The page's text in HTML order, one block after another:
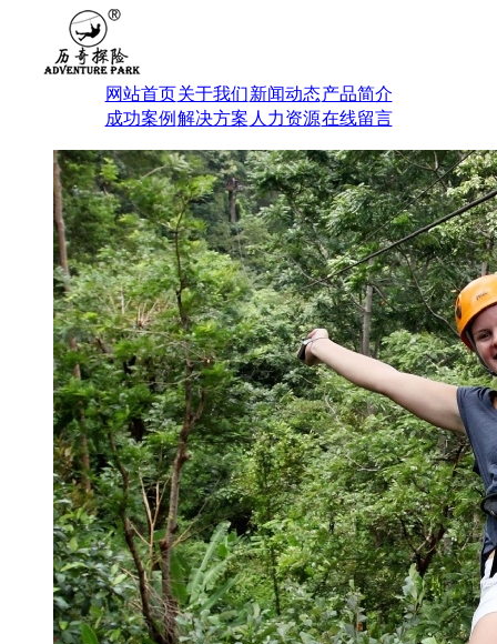
网站首页关于我们新闻动态产品简介
成功案例 解决方案 人力资源在线留言